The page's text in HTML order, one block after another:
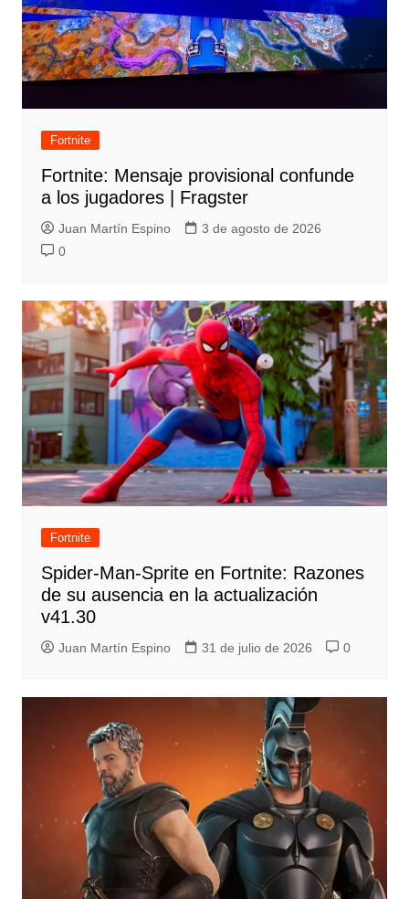
Fortnite
Fortnite: Mensaje provisional confunde
a los jugadores | Fragster
Juan Martín Espino
3 de agosto de 2026
0
Fortnite
Spider-Man-Sprite en Fortnite: Razones
de su ausencia en la actualización
v41.30
Juan Martín Espino 31 de julio de 2026 0